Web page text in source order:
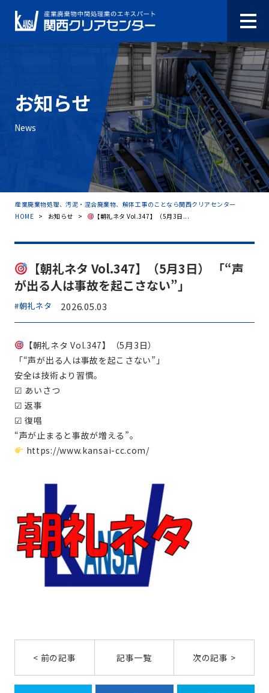
お知らせ
News
産業廃棄物処理、汚泥・混合廃棄物、解体工事のことなら関西クリアセンター
HOME > お知らせ > 【朝礼ネタ Vol.347】（5月3日...
【朝礼ネタ Vol.347】（5月3日） 「“声
が出る人は事故を起こさない”」
#朝礼ネタ 2026.05.03
【朝礼ネタ Vol.347】（5月3日）
「“声が出る人は事故を起こさない”」
安全は技術より習慣。
☑ あいさつ
☑ 返事
☑ 復唱
“声が止まると事故が増える”。
https://www.kansai-cc.com/
< 前の記事 記事一覧 次の記事 >